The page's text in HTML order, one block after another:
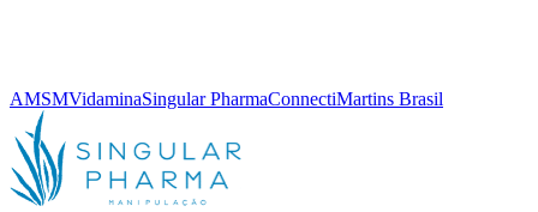
AMSMVidaminaSingular PharmaConnectiMartins Brasil